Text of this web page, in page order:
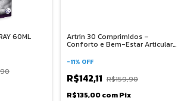
60ML Artrin 30 Comprimidos –
Conforto e Bem-Estar Articular
-11% OFF
R$142,11 R$159,90
R$135,00comPix